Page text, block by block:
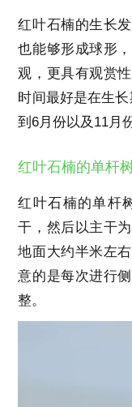
红叶石楠的生长
也能够形成球形
观，更具有观赏
时间最好是在生
到6月份以及11月
红叶石楠的单杆
红叶石楠的单杆
干，然后以主干
地面大约半米左
意的是每次进行
整。